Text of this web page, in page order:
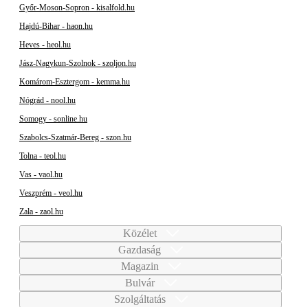
Győr-Moson-Sopron - kisalfold.hu
Hajdú-Bihar - haon.hu
Heves - heol.hu
Jász-Nagykun-Szolnok - szoljon.hu
Komárom-Esztergom - kemma.hu
Nógrád - nool.hu
Somogy - sonline.hu
Szabolcs-Szatmár-Bereg - szon.hu
Tolna - teol.hu
Vas - vaol.hu
Veszprém - veol.hu
Zala - zaol.hu
Közélet
Gazdaság
Magazin
Bulvár
Szolgáltatás